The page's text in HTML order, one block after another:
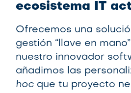
ecosistema IT
Ofrecemos una
gestión “llave en
nuestro innovador
añadimos las
hoc que tu proyecto